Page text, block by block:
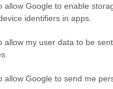
allow Google to enable
identifiers in apps.
allow my user data to be
allow Google to send me
ο Όμιλος, σε
μείωση 8,1%
(ΕΒΤ) στα ίδια
στα καθαρά μετά